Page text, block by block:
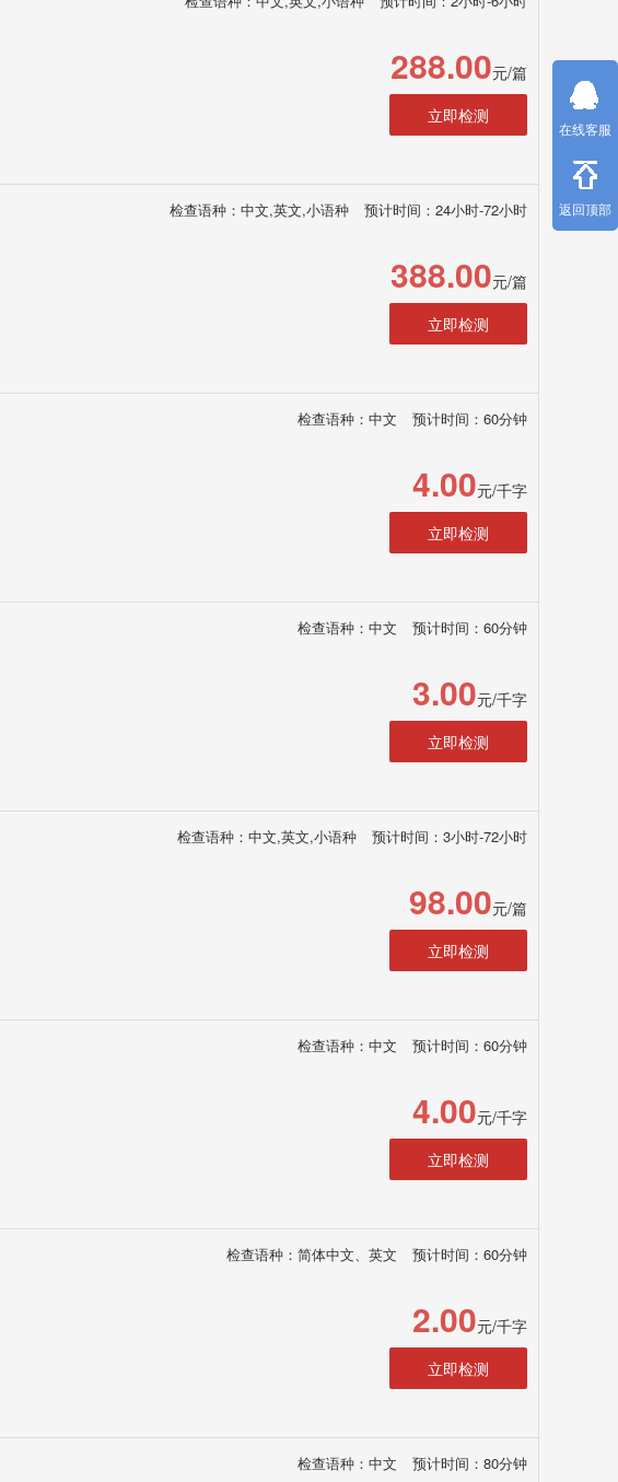
288.00元/篇
立即检测
检查语种：中文,英文,小语种 预计时间：24小时-72小时
388.00元/篇
立即检测
检查语种：中文 预计时间：60分钟
4.00元/千字
立即检测
检查语种：中文 预计时间：60分钟
3.00元/千字
立即检测
检查语种：中文,英文,小语种 预计时间：3小时-72小时
98.00元/篇
立即检测
检查语种：中文 预计时间：60分钟
4.00元/千字
立即检测
检查语种：简体中文、英文 预计时间：60分钟
2.00元/千字
立即检测
检查语种：中文 预计时间：80分钟
在线客服
返回顶部